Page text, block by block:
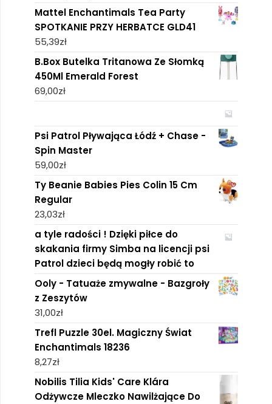
Mattel Enchantimals Tea Party
SPOTKANIE PRZY HERBATCE GLD41
55,39zł
B.Box Butelka Tritanowa Ze Słomką
450Ml Emerald Forest
69,00zł
Psi Patrol Pływająca Łódź + Chase -
Spin Master
59,00zł
Ty Beanie Babies Pies Colin 15 Cm
Regular
23,03zł
a tyle radości ! Dzięki piłce do
skakania firmy Simba na licencji psi
Patrol dzieci będą mogły robić to
Ooly - Tatuaże zmywalne - Bazgroły
z Zeszytów
31,00zł
Trefl Puzzle 30el. Magiczny Świat
Enchantimals 18236
8,27zł
Nobilis Tilia Kids' Care Klára
Odżywcze Mleczko Nawilżające Do